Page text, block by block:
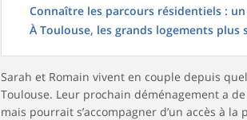
Connaître les parcours résidentiels :
À Toulouse, les grands logements
Sarah et Romain vivent en couple depuis
Toulouse. Leur prochain déménagement a
mais pourrait s’accompagner d’un accès à